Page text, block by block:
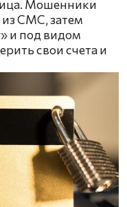
Мошенники
СМС, затем
и под видом
свои счета и